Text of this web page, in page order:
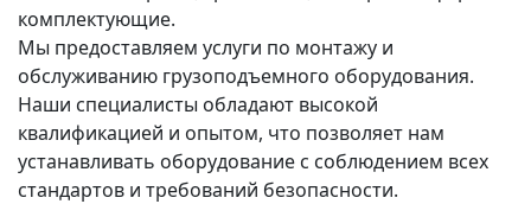
комплектующие.
Мы предоставляем услуги по монтажу и
обслуживанию грузоподъемного оборудования.
Наши специалисты обладают высокой
квалификацией и опытом, что позволяет нам
устанавливать оборудование с соблюдением всех
стандартов и требований безопасности.